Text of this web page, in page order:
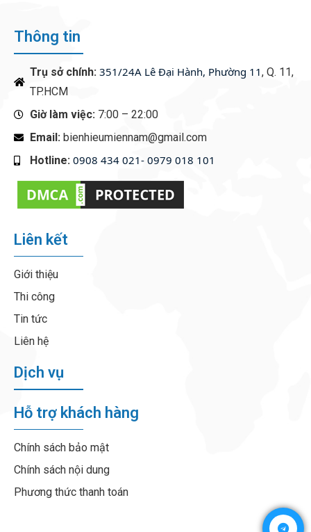
Thông tin
Trụ sở chính: 351/24A Lê Đại Hành, Phường 11, Q. 11,
TP.HCM
Giờ làm việc: 7:00 – 22:00
Email: bienhieumiennam@gmail.com
Hotline: 0908 434 021- 0979 018 101
Liên kết
Giới thiệu
Thi công
Tin tức
Liên hệ
Dịch vụ
Hỗ trợ khách hàng
Chính sách bảo mật
Chính sách nội dung
Phương thức thanh toán